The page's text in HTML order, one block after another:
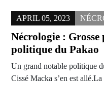
APRIL 05, 2023
Nécrologie : Grosse
politique du Pakao
Un grand notable politique
Cissé Macka s’en est